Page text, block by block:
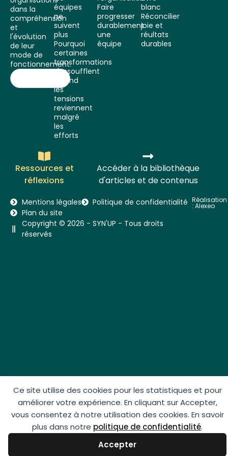
Ce site utilise des cookies pour les statistiques et pour
améliorer votre expérience. En cliquant sur Accepter,
vous consentez à notre utilisation des cookies. En savoir
plus dans notre politique de confidentialité.
Accepter
dans la
compréhension
et
l'évolution
de leur
mode de
fonctionnement.
équipes
ne
suivent
plus
Pourquoi
certaines
transformations
s'essoufflent
Quand
les
tensions
reviennent
malgré
les
efforts
Faire
progresser
durablement
une
équipe
blanc
Réconcilier
joie et
réultats
durables
Ressources et
réflexions
Accéder à la bibliothèque
d'articles et de contenus
Réalisation
: Alexeo
Mentions légales
Politique de confidentialité
Plan du site
Copyright © 2026 - SYN'UP - Tous droits
réservés​